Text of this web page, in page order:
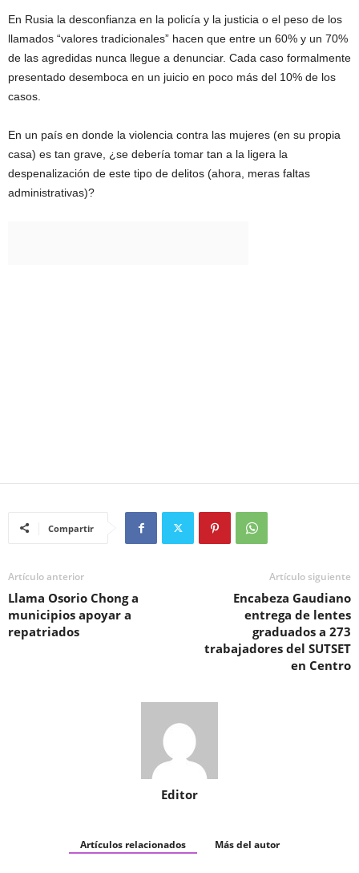
En Rusia la desconfianza en la policía y la justicia o el peso de los
llamados “valores tradicionales” hacen que entre un 60% y un 70%
de las agredidas nunca llegue a denunciar. Cada caso formalmente
presentado desemboca en un juicio en poco más del 10% de los
casos.
En un país en donde la violencia contra las mujeres (en su propia
casa) es tan grave, ¿se debería tomar tan a la ligera la
despenalización de este tipo de delitos (ahora, meras faltas
administrativas)?
Compartir
Artículo anterior
Llama Osorio Chong a
municipios apoyar a
repatriados
Artículo siguiente
Encabeza Gaudiano
entrega de lentes
graduados a 273
trabajadores del SUTSET
en Centro
Editor
Artículos relacionados Más del autor